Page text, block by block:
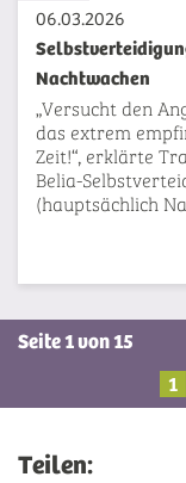
06.03.2026
Nachtwachen
„Versucht den
das extrem
Zeit!“, erklärte
Belia-
(hauptsächlich
Seite 1 von 15
1
Teilen: